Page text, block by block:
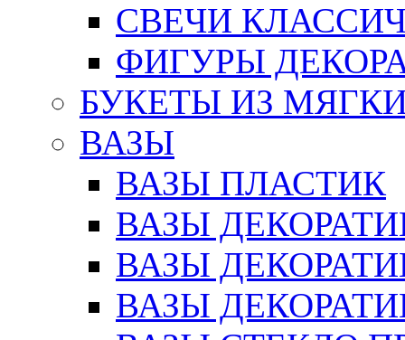
СВЕЧИ
ФИГУРЫ
БУКЕТЫ ИЗ
ВАЗЫ
ВАЗЫ ПЛАСТИК
ВАЗЫ
ВАЗЫ
ВАЗЫ